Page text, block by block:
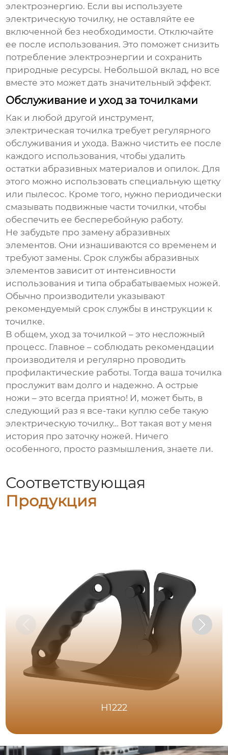
электроэнергию. Если вы используете
электрическую точилку, не оставляйте ее
включенной без необходимости. Отключайте
ее после использования. Это поможет снизить
потребление электроэнергии и сохранить
природные ресурсы. Небольшой вклад, но все
вместе это может дать значительный эффект.
Обслуживание и уход за точилками
Как и любой другой инструмент,
электрическая точилка требует регулярного
обслуживания и ухода. Важно чистить ее после
каждого использования, чтобы удалить
остатки абразивных материалов и опилок. Для
этого можно использовать специальную щетку
или пылесос. Кроме того, нужно периодически
смазывать подвижные части точилки, чтобы
обеспечить ее бесперебойную работу.
Не забудьте про замену абразивных
элементов. Они изнашиваются со временем и
требуют замены. Срок службы абразивных
элементов зависит от интенсивности
использования и типа обрабатываемых ножей.
Обычно производители указывают
рекомендуемый срок службы в инструкции к
точилке.
В общем, уход за точилкой – это несложный
процесс. Главное – соблюдать рекомендации
производителя и регулярно проводить
профилактические работы. Тогда ваша точилка
прослужит вам долго и надежно. А острые
ножи – это всегда приятно! И, может быть, в
следующий раз я все-таки куплю себе такую
электрическую точилку… Вот такая вот у меня
история про заточку ножей. Ничего
особенного, просто размышления, знаете ли.
Соответствующая
Продукция
H1222